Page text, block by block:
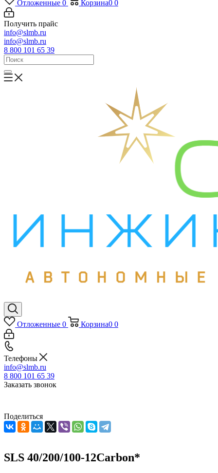
Отложенные 0 Корзина0 0
Получить прайс
info@slmb.ru
info@slmb.ru
8 800 101 65 39
Отложенные 0 Корзина0 0
Телефоны
info@slmb.ru
8 800 101 65 39
Заказать звонок
Поделиться
SLS 40/200/100-12Carbon*